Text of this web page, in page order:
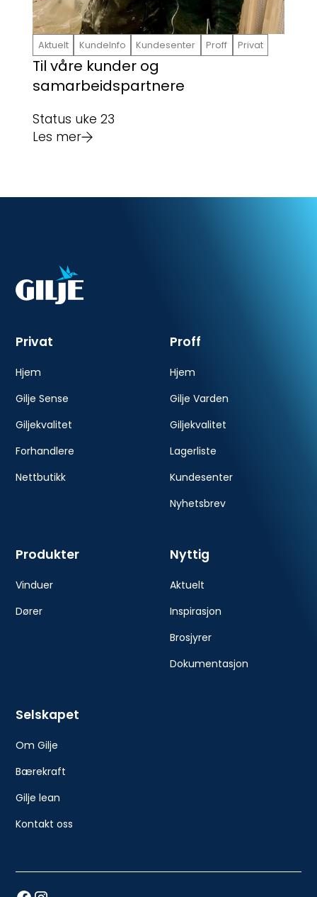
Aktuelt KundeInfo Kundesenter Proff Privat
Til våre kunder og
samarbeidspartnere
Status uke 23
Les mer
Privat
Hjem
Gilje Sense
Giljekvalitet
Forhandlere
Nettbutikk
Proff
Hjem
Gilje Varden
Giljekvalitet
Lagerliste
Kundesenter
Nyhetsbrev
Produkter
Vinduer
Dører
Nyttig
Aktuelt
Inspirasjon
Brosjyrer
Dokumentasjon
Selskapet
Om Gilje
Bærekraft
Gilje lean
Kontakt oss